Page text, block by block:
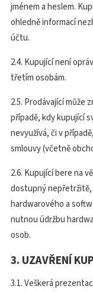
jménem a heslem.
ohledně informací
účtu.
2.4. Kupující není
třetím osobám.
2.5. Prodávající může
případě, kdy kupující
nevyužívá, či v
smlouvy (včetně
2.6. Kupující bere na
dostupný nepřetržitě,
hardwarového a
nutnou údržbu
osob.
3. UZAVŘENÍ
3.1. Veškerá